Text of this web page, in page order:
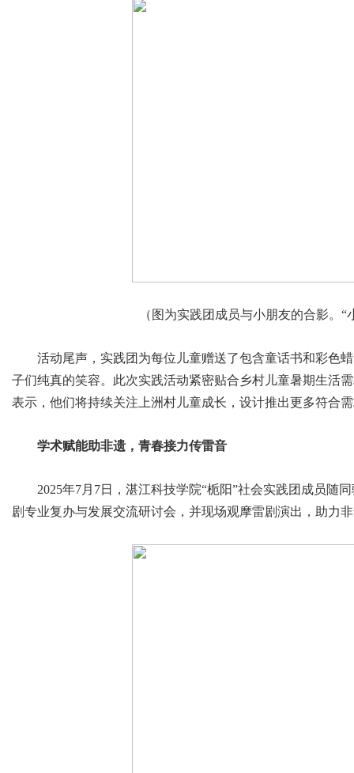
（图为实践团成员与小朋友的合影。
活动尾声，实践团为每位儿童赠送了包含童话书和彩色
子们纯真的笑容。此次实践活动紧密贴合乡村儿童暑期生活
表示，他们将持续关注上洲村儿童成长，设计推出更多符合
学术赋能助非遗，青春接力传雷音
2025年7月7日，湛江科技学院“栀阳”社会实践团成员随
剧专业复办与发展交流研讨会，并现场观摩雷剧演出，助力